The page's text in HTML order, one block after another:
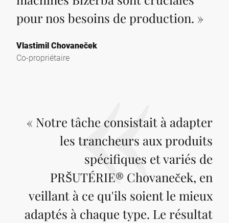
pour nos besoins de production. »
Vlastimil Chovaneček
Co-propriétaire
« Notre tâche consistait à adapter
les trancheurs aux produits
spécifiques et variés de
PRŠUTÉRIE® Chovaneček, en
veillant à ce qu'ils soient le mieux
adaptés à chaque type. Le résultat